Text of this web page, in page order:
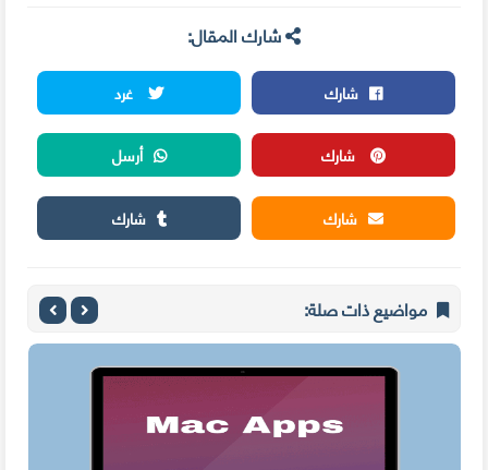
شارك المقال:
شارك
غرد
شارك
أرسل
شارك
شارك
مواضيع ذات صلة: